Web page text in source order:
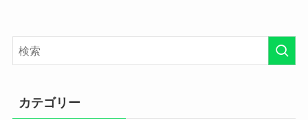
カテゴリー